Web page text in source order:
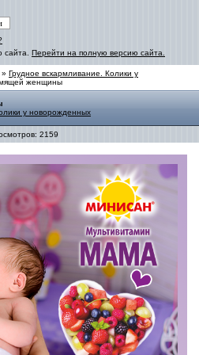
сайта. Перейти на полную версию сайта.
» Грудное вскармливание. Колики у
женщины
у новорожденных
2159